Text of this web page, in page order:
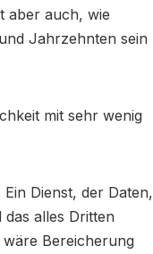
aber auch, wie
Jahrzehnten sein
mit sehr wenig
Ein Dienst, der Daten,
alles Dritten
Bereicherung